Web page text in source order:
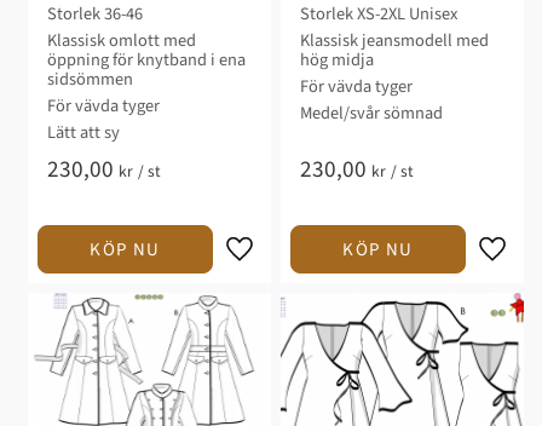
Storlek 36-46
Klassisk omlott med
öppning för knytband i ena
sidsömmen​​​​​​​​
För vävda tyger​​
Lätt att sy​​​​​
230,00 kr /st
Storlek XS-2XL Unisex​
Klassisk jeansmodell med
hög midja
För vävda tyger​
Medel/svår sömnad​​
230,00 kr /st